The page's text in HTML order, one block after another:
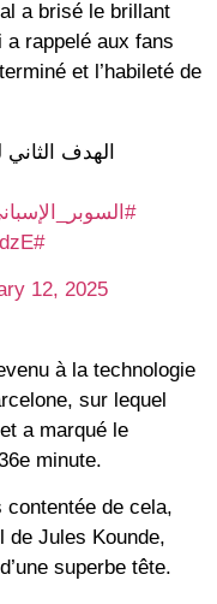
a brisé le brillant
rappelé aux fans
et l’habileté de
الهدف
#SSC
12, 2025
à la technologie
sur lequel
a marqué le
minute.
contentée de cela,
de Jules Kounde,
superbe tête.